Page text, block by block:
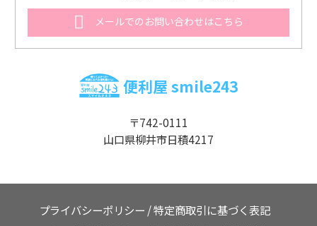
メールでのお問い合わせはこちら
便利屋 smile243
〒742-0111
山口県柳井市日積4217
プライバシーポリシー /特定商取引に基づく表記